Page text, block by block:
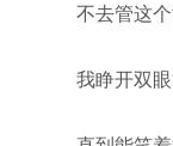
不去管这
我睁开双